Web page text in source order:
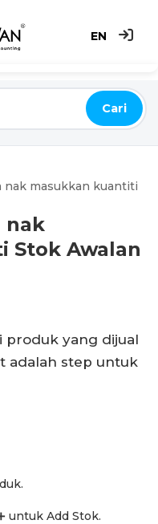
EN
Cari
nak masukkan kuantiti
nak
Stok Awalan
produk yang dijual
adalah step untuk
untuk Add Stok.